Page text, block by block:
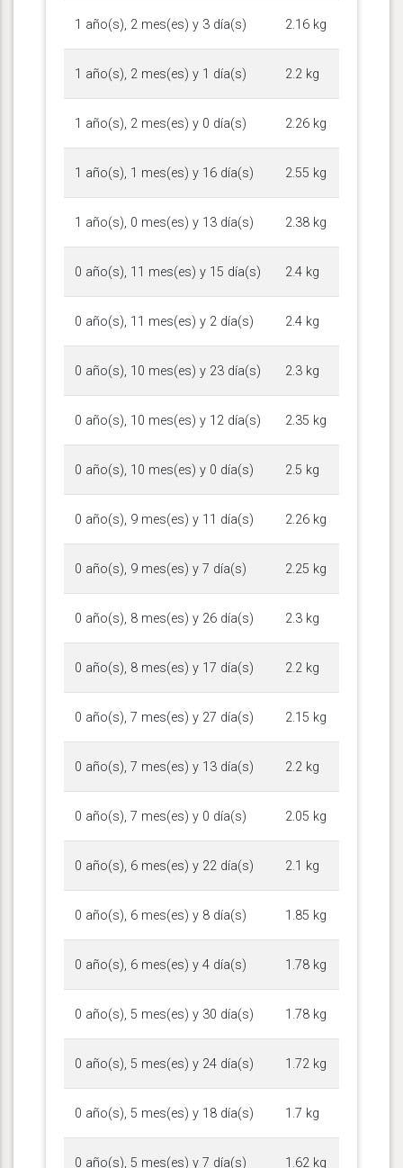
1 año(s), 2 mes(es) y 3 día(s) 2.16 kg
1 año(s), 2 mes(es) y 1 día(s) 2.2 kg
1 año(s), 2 mes(es) y 0 día(s) 2.26 kg
1 año(s), 1 mes(es) y 16 día(s) 2.55 kg
1 año(s), 0 mes(es) y 13 día(s) 2.38 kg
0 año(s), 11 mes(es) y 15 día(s) 2.4 kg
0 año(s), 11 mes(es) y 2 día(s) 2.4 kg
0 año(s), 10 mes(es) y 23 día(s) 2.3 kg
0 año(s), 10 mes(es) y 12 día(s) 2.35 kg
0 año(s), 10 mes(es) y 0 día(s) 2.5 kg
0 año(s), 9 mes(es) y 11 día(s) 2.26 kg
0 año(s), 9 mes(es) y 7 día(s) 2.25 kg
0 año(s), 8 mes(es) y 26 día(s) 2.3 kg
0 año(s), 8 mes(es) y 17 día(s) 2.2 kg
0 año(s), 7 mes(es) y 27 día(s) 2.15 kg
0 año(s), 7 mes(es) y 13 día(s) 2.2 kg
0 año(s), 7 mes(es) y 0 día(s) 2.05 kg
0 año(s), 6 mes(es) y 22 día(s) 2.1 kg
0 año(s), 6 mes(es) y 8 día(s) 1.85 kg
0 año(s), 6 mes(es) y 4 día(s) 1.78 kg
0 año(s), 5 mes(es) y 30 día(s) 1.78 kg
0 año(s), 5 mes(es) y 24 día(s) 1.72 kg
0 año(s), 5 mes(es) y 18 día(s) 1.7 kg
0 año(s), 5 mes(es) y 7 día(s) 1.62 kg